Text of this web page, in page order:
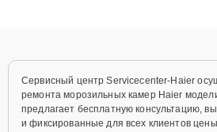
Сервисный центр Servicecenter-Haier
ремонта морозильных камер Haier
предлагает бесплатную консультацию,
и фиксированные для всех клиентов